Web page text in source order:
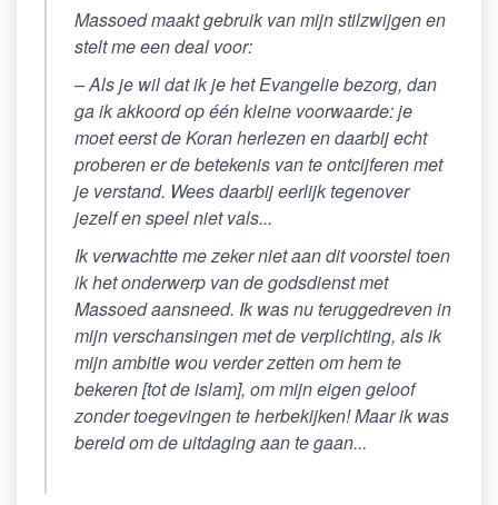
Massoed maakt gebruik van mijn stilzwijgen en
stelt me eendeal voor:
–Als je wil dat ik je het Evangelie bezorg, dan
ga ik akkoord op één kleine voorwaarde: je
moet eerst de Koran herlezen en daarbij echt
proberen er de betekenis van te ontcijferen met
je verstand. Wees daarbij eerlijk tegenover
jezelf en speel niet vals...
Ik verwachtte me zeker niet aan dit voorstel toen
ik het onderwerp van de godsdienst met
Massoed aansneed. Ik was nu teruggedreven in
mijn verschansingen met de verplichting, als ik
mijn ambitie wou verder zetten om hem te
bekeren [tot de islam], om mijn eigen geloof
zonder toegevingen te herbekijken! Maar ik was
bereid om de uitdaging aan te gaan...